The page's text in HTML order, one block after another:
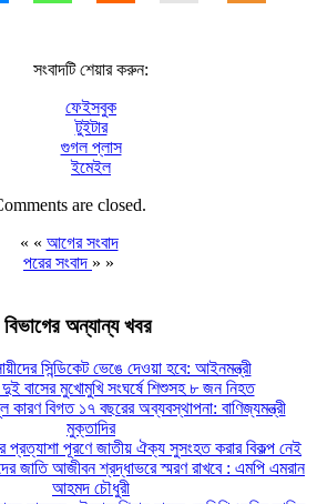
সংবাদটি শেয়ার করুন:
ফেইসবুক
টুইটার
গুগল প্লাস
ইমেইল
are closed.
« « আগের সংবাদ
পরের সংবাদ » »
অন্যান্য খবর
সিন্ডিকেট ভেঙে দেওয়া হবে: আইনমন্ত্রী
বাসের মুখোমুখি সংঘর্ষে শিশুসহ ৮ জন নিহত
কারণ বিগত ১৭ বছরের অব্যবস্থাপনা: বাণিজ্যমন্ত্রী
মুক্তাদির
পূরণে জাতীয় ঐক্য সুসংহত করার বিকল্প নেই
জাতি আজীবন শ্রদ্ধাভরে স্মরণ রাখবে : এমপি এমরান
আহমদ চৌধুরী